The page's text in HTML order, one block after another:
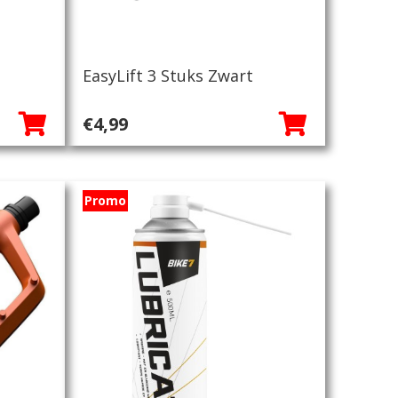
EasyLift 3 Stuks Zwart
€4,99
Promo